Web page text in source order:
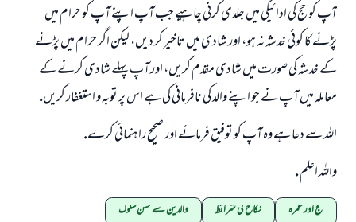
آپ كو حج كى ادائيگى ميں جلدى كرنى چاہيے جب آپ اپنے آپ كو حرام ميں
پڑنے كا كوئى خدشہ نہ ہو، اور شادى ميں تاخير كر ديں، ليكن اگر حرام ميں پڑنے
كے خدشہ كى صورت ميں شادى مقدم كريں، اور آپ پہلے شادى كرنے كے
معاملہ ميں آپ نے جو اپنے والد كى نافرمانى كى ہے اس پر توبہ و استغفار كريں.
اللہ سے دعا ہے وہ آپ كو توفيق فرمائے اور صحيح راہنمائى كرے.
واللہ اعلم .
حج اور عمرہ نکاح کی شرائط والدین سے حسن سلوک